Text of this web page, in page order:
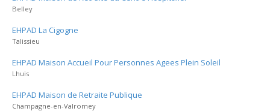
Belley
EHPAD La Cigogne
Talissieu
EHPAD Maison Accueil Pour Personnes Agees Plein Soleil
Lhuis
EHPAD Maison de Retraite Publique
Champagne-en-Valromey